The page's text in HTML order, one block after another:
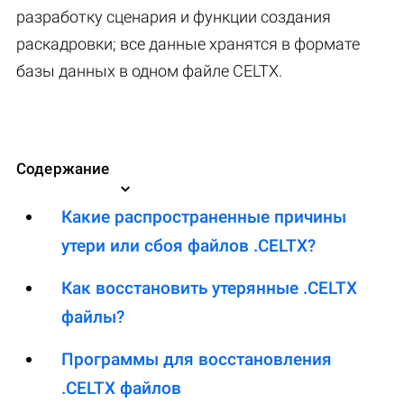
разработку сценария и функции создания
раскадровки; все данные хранятся в формате
базы данных в одном файле CELTX.
Содержание
Какие распространенные причины
утери или сбоя файлов .CELTX?
Как восстановить утерянные .CELTX
файлы?
Программы для восстановления
.CELTX файлов